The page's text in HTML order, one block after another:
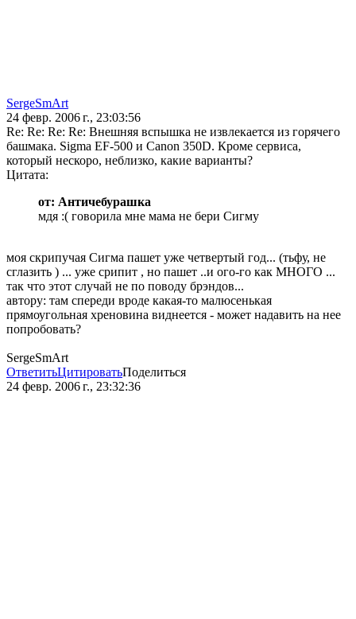
SergeSmArt
24 февр. 2006 г., 23:03:56
Re: Re: Re: Re: Внешняя вспышка не извлекается из горячего
башмака. Sigma EF-500 и Canon 350D. Кроме сервиса,
который нескоро, неблизко, какие варианты?
Цитата:
от: Античебурашка
мдя :( говорила мне мама не бери Сигму
моя скрипучая Сигма пашет уже четвертый год... (тьфу, не
сглазить ) ... уже срипит , но пашет ..и ого-го как МНОГО ...
так что этот случай не по поводу брэндов...
автору: там спереди вроде какая-то малюсенькая
прямоугольная хреновина виднеется - может надавить на нее
попробовать?
SergeSmArt
ОтветитьЦитироватьПоделиться
24 февр. 2006 г., 23:32:36